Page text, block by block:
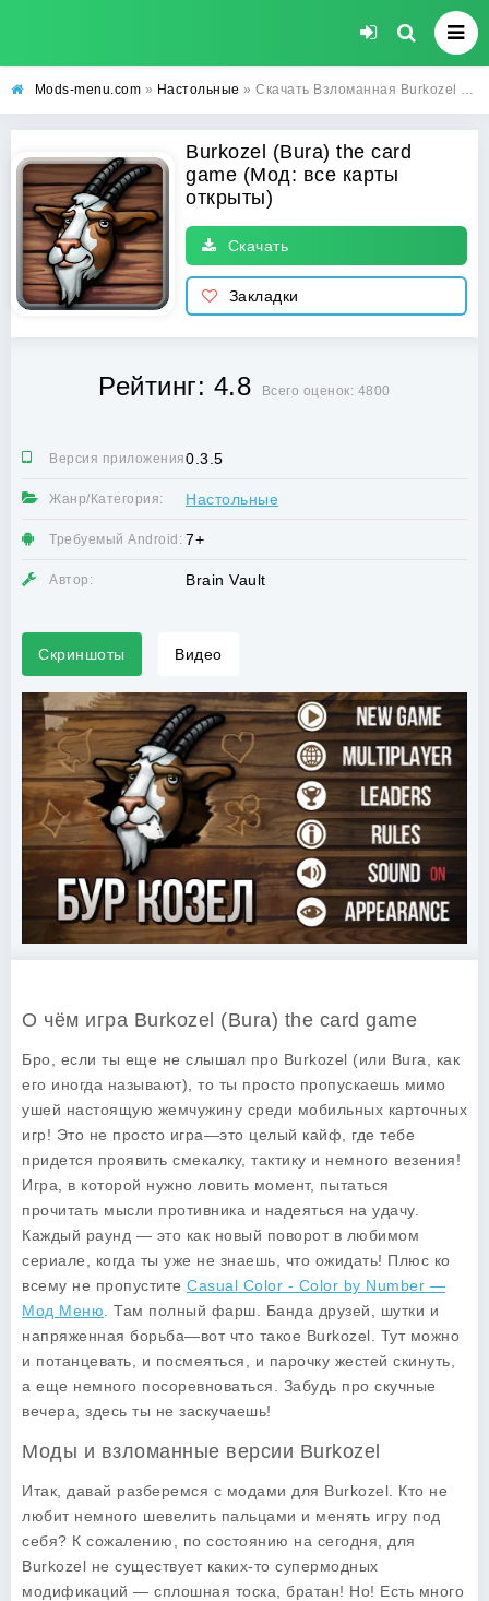
Mods-menu.com » Настольные » Скачать Взломанная Burkozel (Bura) the card game на андроид - все карты открыты
Burkozel (Bura) the card
game (Мод: все карты
открыты)
Скачать
Закладки
Рейтинг: 4.8 Всего оценок: 4800
Версия приложения:0.3.5
Жанр/Категория: Настольные
Требуемый Android: 7+
Автор: Brain Vault
Скриншоты Видео
О чём игра Burkozel (Bura) the card game
Бро, если ты еще не слышал про Burkozel (или Bura, как
его иногда называют), то ты просто пропускаешь мимо
ушей настоящую жемчужину среди мобильных карточных
игр! Это не просто игра—это целый кайф, где тебе
придется проявить смекалку, тактику и немного везения!
Игра, в которой нужно ловить момент, пытаться
прочитать мысли противника и надеяться на удачу.
Каждый раунд — это как новый поворот в любимом
сериале, когда ты уже не знаешь, что ожидать! Плюс ко
всему не пропустите Casual Color - Color by Number —
Мод Меню . Там полный фарш. Банда друзей, шутки и
напряженная борьба—вот что такое Burkozel. Тут можно
и потанцевать, и посмеяться, и парочку жестей скинуть,
а еще немного посоревноваться. Забудь про скучные
вечера, здесь ты не заскучаешь!
Моды и взломанные версии Burkozel
Итак, давай разберемся с модами для Burkozel. Кто не
любит немного шевелить пальцами и менять игру под
себя? К сожалению, по состоянию на сегодня, для
Burkozel не существует каких-то супермодных
модификаций — сплошная тоска, братан! Но! Есть много